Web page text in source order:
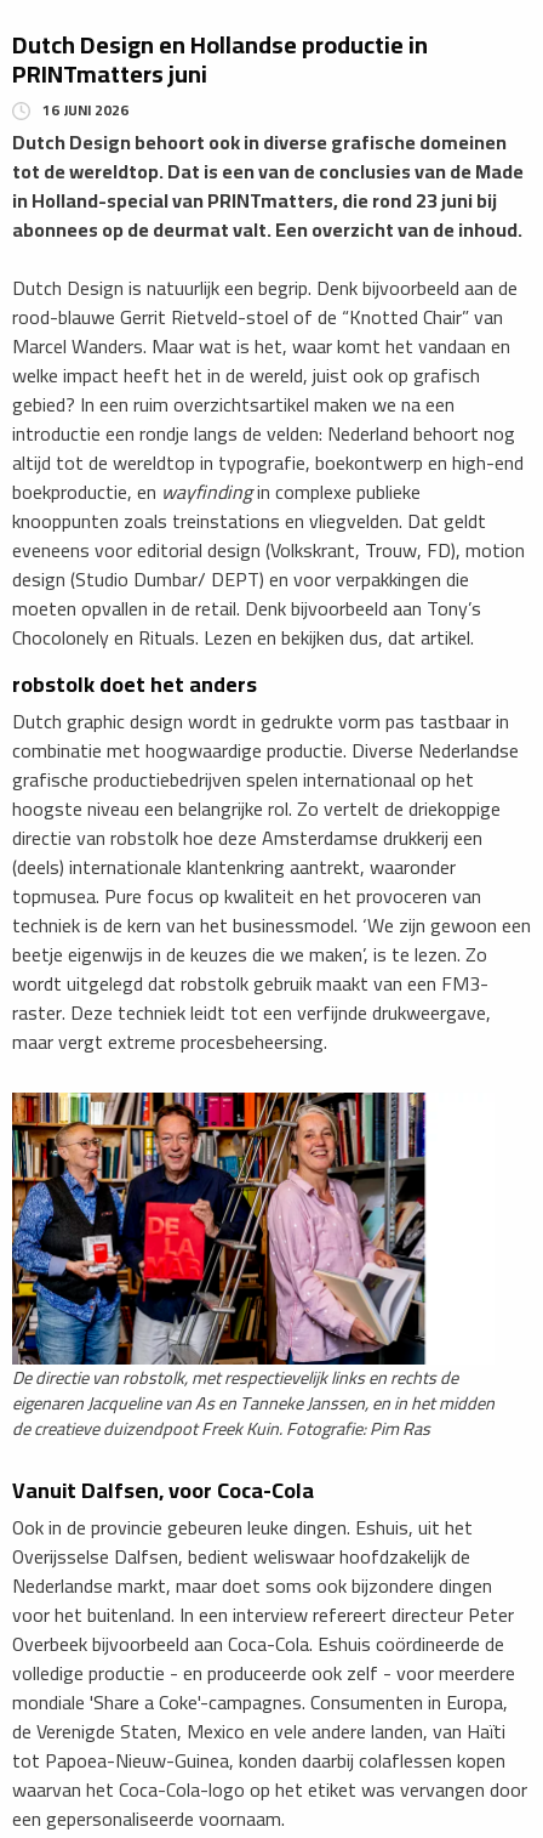
Dutch Design en Hollandse productie in
PRINTmatters juni
16 JUNI 2026
Dutch Design behoort ook in diverse grafische domeinen
tot de wereldtop. Dat is een van de conclusies van de Made
in Holland-special van PRINTmatters, die rond 23 juni bij
abonnees op de deurmat valt. Een overzicht van de inhoud.
Dutch Design is natuurlijk een begrip. Denk bijvoorbeeld aan de
rood-blauwe Gerrit Rietveld-stoel of de “Knotted Chair” van
Marcel Wanders. Maar wat is het, waar komt het vandaan en
welke impact heeft het in de wereld, juist ook op grafisch
gebied? In een ruim overzichtsartikel maken we na een
introductie een rondje langs de velden: Nederland behoort nog
altijd tot de wereldtop in typografie, boekontwerp en high-end
boekproductie, en wayfindingin complexe publieke
knooppunten zoals treinstations en vliegvelden. Dat geldt
eveneens voor editorial design (Volkskrant, Trouw, FD), motion
design (Studio Dumbar/ DEPT) en voor verpakkingen die
moeten opvallen in de retail. Denk bijvoorbeeld aan Tony’s
Chocolonely en Rituals. Lezen en bekijken dus, dat artikel.
robstolk doet het anders
Dutch graphic design wordt in gedrukte vorm pas tastbaar in
combinatie met hoogwaardige productie. Diverse Nederlandse
grafische productiebedrijven spelen internationaal op het
hoogste niveau een belangrijke rol. Zo vertelt de driekoppige
directie van robstolk hoe deze Amsterdamse drukkerij een
(deels) internationale klantenkring aantrekt, waaronder
topmusea. Pure focus op kwaliteit en het provoceren van
techniek is de kern van het businessmodel. ‘We zijn gewoon een
beetje eigenwijs in de keuzes die we maken’, is te lezen. Zo
wordt uitgelegd dat robstolk gebruik maakt van een FM3-
raster. Deze techniek leidt tot een verfijnde drukweergave,
maar vergt extreme procesbeheersing.
De directie van robstolk, met respectievelijk links en rechts de
eigenaren Jacqueline van As en Tanneke Janssen, en in het midden
de creatieve duizendpoot Freek Kuin. Fotografie: Pim Ras
Vanuit Dalfsen, voor Coca-Cola
Ook in de provincie gebeuren leuke dingen. Eshuis, uit het
Overijsselse Dalfsen, bedient weliswaar hoofdzakelijk de
Nederlandse markt, maar doet soms ook bijzondere dingen
voor het buitenland. In een interview refereert directeur Peter
Overbeek bijvoorbeeld aan Coca-Cola. Eshuis coördineerde de
volledige productie - en produceerde ook zelf - voor meerdere
mondiale 'Share a Coke'-campagnes. Consumenten in Europa,
de Verenigde Staten, Mexico en vele andere landen, van Haïti
tot Papoea-Nieuw-Guinea, konden daarbij colaflessen kopen
waarvan het Coca-Cola-logo op het etiket was vervangen door
een gepersonaliseerde voornaam.